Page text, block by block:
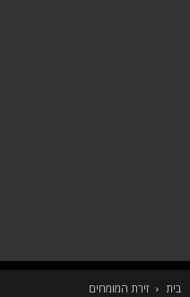
בית זירת המומחים